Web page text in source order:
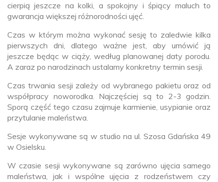
cierpią jeszcze na kolki, a spokojny i śpiący maluch to
gwarancja większej różnorodności ujęć.
Czas w którym można wykonać sesję to zaledwie kilka
pierwszych dni, dlatego ważne jest, aby umówić ją
jeszcze będąc w ciąży, według planowanej daty porodu.
A zaraz po narodzinach ustalamy konkretny termin sesji.
Czas trwania sesji zależy od wybranego pakietu oraz od
współpracy noworodka. Najczęściej są to 2-3 godzin.
Sporą część tego czasu zajmuje karmienie, usypianie oraz
przytulanie maleństwa.
Sesje wykonywane są w studio na ul. Szosa Gdańska 49
w Osielsku.
W czasie sesji wykonywane są zarówno ujęcia samego
maleństwa, jak i wspólne ujęcia z rodzeństwem czy